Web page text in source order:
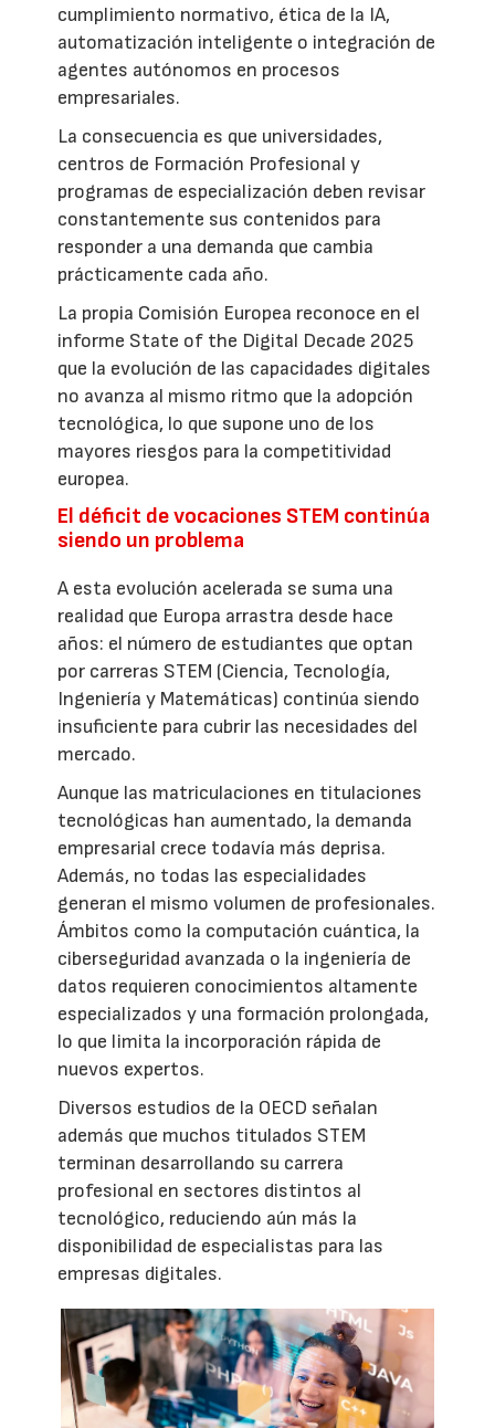
cumplimiento normativo, ética de la IA,
automatización inteligente o integración de
agentes autónomos en procesos
empresariales.
La consecuencia es que universidades,
centros de Formación Profesional y
programas de especialización deben revisar
constantemente sus contenidos para
responder a una demanda que cambia
prácticamente cada año.
La propia Comisión Europea reconoce en el
informe State of the Digital Decade 2025
que la evolución de las capacidades digitales
no avanza al mismo ritmo que la adopción
tecnológica, lo que supone uno de los
mayores riesgos para la competitividad
europea.
El déficit de vocaciones STEM continúa
siendo un problema
A esta evolución acelerada se suma una
realidad que Europa arrastra desde hace
años: el número de estudiantes que optan
por carreras STEM (Ciencia, Tecnología,
Ingeniería y Matemáticas) continúa siendo
insuficiente para cubrir las necesidades del
mercado.
Aunque las matriculaciones en titulaciones
tecnológicas han aumentado, la demanda
empresarial crece todavía más deprisa.
Además, no todas las especialidades
generan el mismo volumen de profesionales.
Ámbitos como la computación cuántica, la
ciberseguridad avanzada o la ingeniería de
datos requieren conocimientos altamente
especializados y una formación prolongada,
lo que limita la incorporación rápida de
nuevos expertos.
Diversos estudios de la OECD señalan
además que muchos titulados STEM
terminan desarrollando su carrera
profesional en sectores distintos al
tecnológico, reduciendo aún más la
disponibilidad de especialistas para las
empresas digitales.